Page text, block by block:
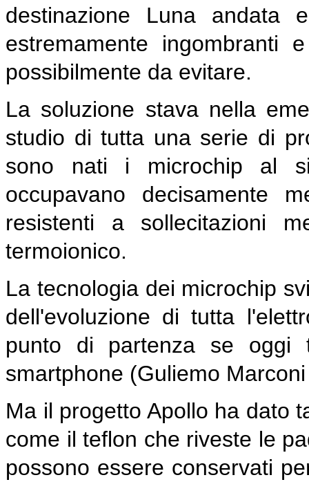
destinazione Luna andata
estremamente ingombranti
possibilmente da evitare.
La soluzione stava nella
studio di tutta una serie di
sono nati i microchip al
occupavano decisamente
resistenti a sollecitazioni
termoionico.
La tecnologia dei microchip
dell'evoluzione di tutta
punto di partenza se
smartphone (Guliemo
Ma il progetto Apollo ha dato
come il teflon che riveste le
possono essere conservati